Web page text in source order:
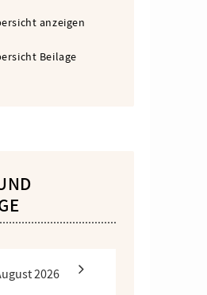
anzeigen
Beilage
2026